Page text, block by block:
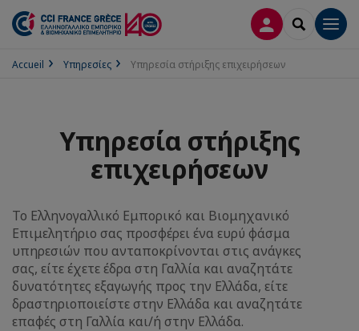
ΣΎΝΔΕΣΗSEARCH
Accueil Υπηρεσίες Υπηρεσία στήριξης επιχειρήσεων
Υπηρεσία στήριξης
επιχειρήσεων
Το Ελληνογαλλικό Εμπορικό και Βιομηχανικό
Επιμελητήριο σας προσφέρει ένα ευρύ φάσμα
υπηρεσιών που ανταποκρίνονται στις ανάγκες
σας, είτε έχετε έδρα στη Γαλλία και αναζητάτε
δυνατότητες εξαγωγής προς την Ελλάδα, είτε
δραστηριοποιείστε στην Ελλάδα και αναζητάτε
επαφές στη Γαλλία και/ή στην Ελλάδα.